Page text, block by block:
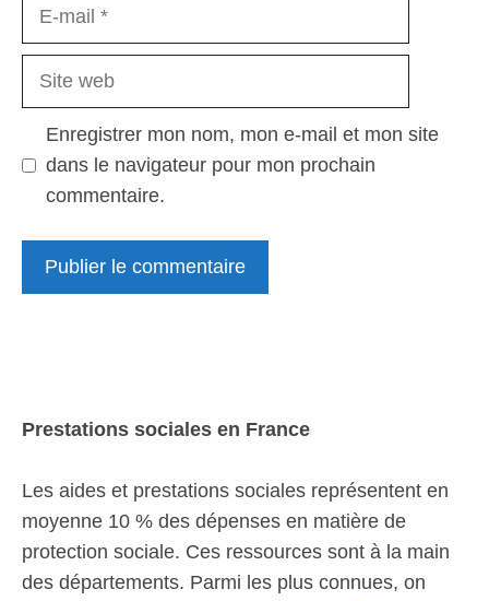
Site
Enregistrer mon nom, mon e-mail et mon site
dans le navigateur pour mon prochain
commentaire.
Prestations sociales en France
Les aides et prestations sociales représentent en
moyenne 10 % des dépenses en matière de
protection sociale. Ces ressources sont à la main
des départements. Parmi les plus connues, on